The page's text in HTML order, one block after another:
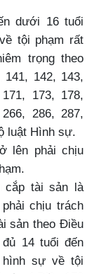
dưới 16 tuổi
tội phạm rất
trọng theo
142, 143,
173, 178,
286, 287,
luật Hình sự.
lên phải chịu
cắp tài sản là
chịu trách
sản theo Điều
14 tuổi đến
sự về tội